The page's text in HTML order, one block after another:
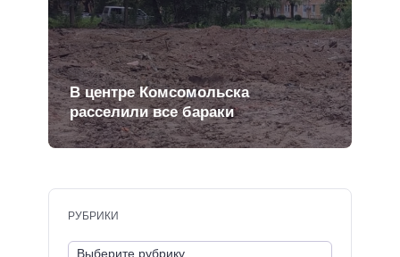
В центре Комсомольска
расселили все бараки
РУБРИКИ